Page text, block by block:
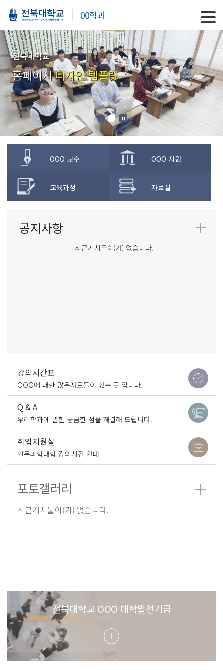
00학과
전북대학교
홈페이지디자인 템플릿
OOO 교수 OOO 지원
교육과정 자료실
최근게시물이(가) 없습니다.
강의시간표
OOO에 대한 많은자료들이 있는 곳 입니다.
Q & A
우리학과에 관한 궁금한 점을 해결해 드립니다.
취업지원실
인문과학대학 강의시간 안내
포토갤러리
최근게시물이(가) 없습니다.
전북대학교 OOO 대학발전기금